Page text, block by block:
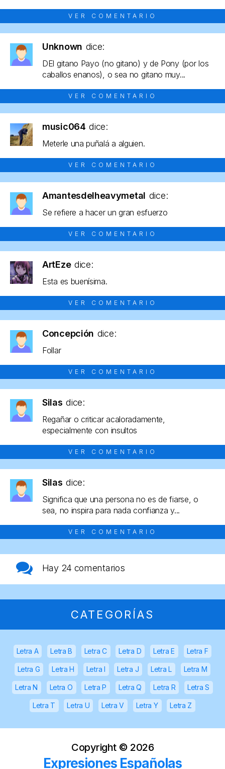
VER COMENTARIO
Unknown dice:
DEl gitano Payo (no gitano) y de Pony (por los
caballos enanos), o sea no gitano muy...
VER COMENTARIO
music064 dice:
Meterle una puñalá a alguien.
VER COMENTARIO
Amantesdelheavymetal dice:
Se refiere a hacer un gran esfuerzo
VER COMENTARIO
ArtEze dice:
Esta es buenísima.
VER COMENTARIO
Concepción dice:
Follar
VER COMENTARIO
Silas dice:
Regañar o criticar acaloradamente,
especialmente con insultos
VER COMENTARIO
Silas dice:
Significa que una persona no es de fiarse, o
sea, no inspira para nada confianza y...
VER COMENTARIO
Hay 24 comentarios
CATEGORÍAS
Letra A Letra B Letra C Letra D Letra E Letra F
Letra G Letra H Letra I Letra J Letra L Letra M
Letra N Letra O Letra P Letra Q Letra R Letra S
Letra T Letra U Letra V Letra Y Letra Z
Copyright © 2026
Expresiones Españolas